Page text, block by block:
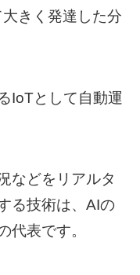
きく発達した分
IoTとして自動運
などをリアルタ
る技術は、AIの
代表です。